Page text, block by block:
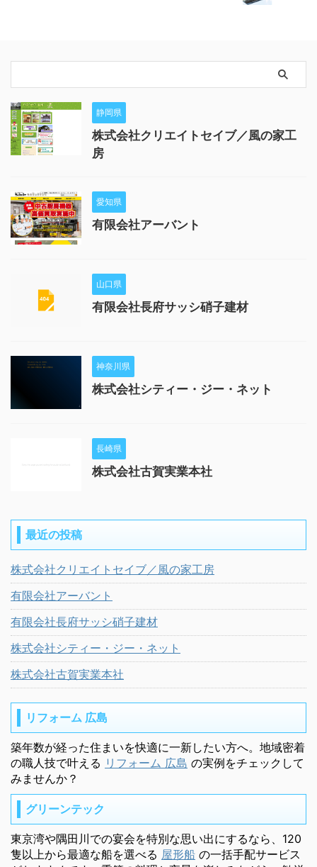
静岡県
株式会社クリエイトセイブ／風の家工
房
愛知県
有限会社アーバント
山口県
有限会社長府サッシ硝子建材
神奈川県
株式会社シティー・ジー・ネット
長崎県
株式会社古賀実業本社
最近の投稿
株式会社クリエイトセイブ／風の家工房
有限会社アーバント
有限会社長府サッシ硝子建材
株式会社シティー・ジー・ネット
株式会社古賀実業本社
リフォーム 広島
築年数が経った住まいを快適に一新したい方へ。地域密着
の職人技で叶える リフォーム 広島 の実例をチェックして
みませんか？
グリーンテック
東京湾や隅田川での宴会を特別な思い出にするなら、120
隻以上から最適な船を選べる 屋形船 の一括手配サービス